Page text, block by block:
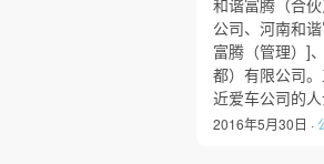
和谐富腾（合
公司、河南和
富腾（管理）]
都）有限公司
近爱车公司的
2016年5月30日 ·